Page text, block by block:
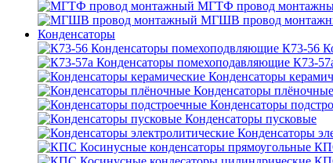
МГТФ провод
МГШВ провод
Конденсаторы
К73-56
К73-
Конденсаторы
Конденсаторы плёночные
Конденсаторы
Конденсаторы пусковые
Конденсаторы